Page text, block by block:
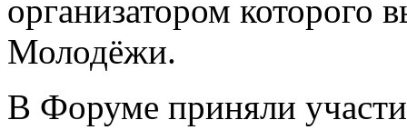
организатором которого
Молодёжи.
В Форуме приняли